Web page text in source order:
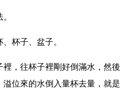
杯子、盆子。
，往杯子裡剛好倒滿水，然後
位來的水倒入量杯去量，就是